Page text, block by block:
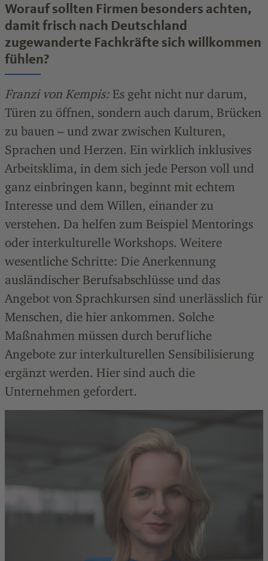
Worauf sollten Firmen besonders achten,
damit frisch nach Deutschland
zugewanderte Fachkräfte sich willkommen
fühlen?
Franzi von Kempis: Es geht nicht nur darum,
Türen zu öffnen, sondern auch darum, Brücken
zu bauen – und zwar zwischen Kulturen,
Sprachen und Herzen. Ein wirklich inklusives
Arbeitsklima, in dem sich jede Person voll und
ganz einbringen kann, beginnt mit echtem
Interesse und dem Willen, einander zu
verstehen. Da helfen zum Beispiel Mentorings
oder interkulturelle Workshops. Weitere
wesentliche Schritte: Die Anerkennung
ausländischer Berufsabschlüsse und das
Angebot von Sprachkursen sind unerlässlich für
Menschen, die hier ankommen. Solche
Maßnahmen müssen durch berufliche
Angebote zur interkulturellen Sensibilisierung
ergänzt werden. Hier sind auch die
Unternehmen gefordert.